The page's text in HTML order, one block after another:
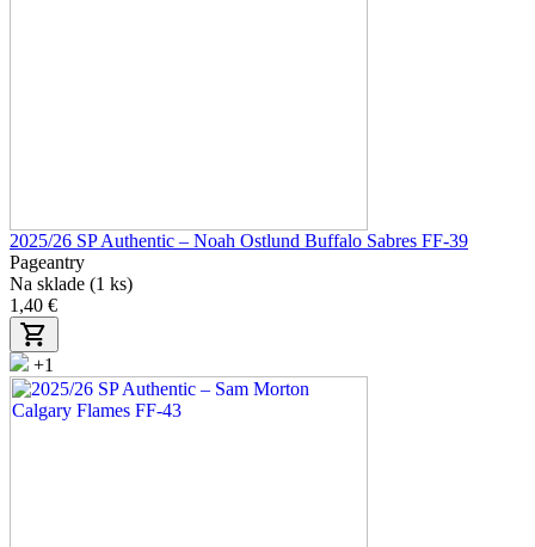
2025/26 SP Authentic – Noah Ostlund Buffalo Sabres FF-39
Pageantry
Na sklade (1 ks)
1,40 €
+1